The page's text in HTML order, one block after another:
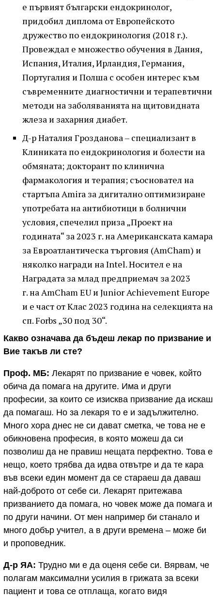
е първият български ендокринолог,
придобил диплома от Европейското
дружество по ендокринология (2018 г.).
Провеждал е множество обучения в Дания,
Испания, Италия, Ирландия, Германия,
Португалия и Полша с особен интерес към
съвременните диагностични и терапевтични
методи на заболяванията на щитовидната
жлеза и захарния диабет.
Д-р Наталия Грозданова – специализант в
Клиниката по ендокринология и болести на
обмяната; докторант по клинична
фармакология и терапия; съосновател на
стартъпа Amira за дигитално оптимизиране
употребата на антибиотици в болнични
условия, спечелил приза „Проект на
годината“ за 2023 г. на Американската камара
за Евроатлантическа търговия (AmCham) и
няколко награди на Intel. Носител е на
Наградата за млад предприемач за 2023
г. на AmCham EU и Junior Achievement Europe
и е част от Клас 2023 година на селекцията на
сп. Forbs „30 под 30“.
Какво означава да бъдеш лекар по призвание и
Вие такъв ли сте?
Проф. МБ: Лекарят по призвание е човек, който
обича да помага на другите. Има и други
професии, за които се изисква призвание да искаш
да помагаш. Но за лекаря то е и задължително.
Много хора днес не си дават сметка, че това не е
обикновена професия, в която можеш да си
позволиш да не правиш нещата перфектно. Това е
нещо, което трябва да идва отвътре и да те кара
във всеки един момент да се стараеш да даваш
най-доброто от себе си. Лекарят притежава
призванието да помага, но човек може да помага и
по други начини. От мен например би станало и
много добър учител, а в други времена – може би
и проповедник.
Д-р ЯА: Трудно ми е да оценя себе си. Вярвам, че
полагам максимални усилия в грижата за всеки
пациент и това се отплаща, когато видя